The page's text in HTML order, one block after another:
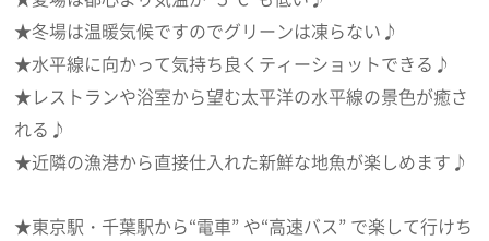
★冬場は温暖気候ですのでグリーンは凍らない♪
★水平線に向かって気持ち良くティーショットできる♪
★レストランや浴室から望む太平洋の水平線の景色が癒さ
れる♪
★近隣の漁港から直接仕入れた新鮮な地魚が楽しめます♪
★東京駅・千葉駅から“電車” や“高速バス” で楽して行けち